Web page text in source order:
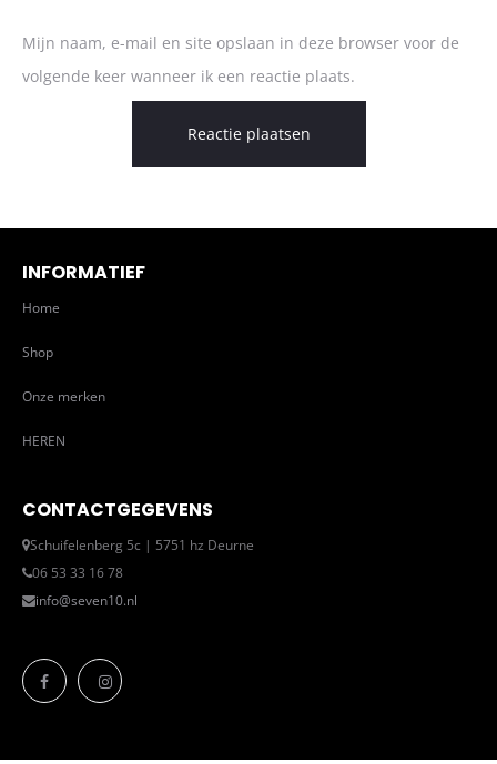
Mijn naam, e-mail en site opslaan in deze browser voor de
volgende keer wanneer ik een reactie plaats.
INFORMATIEF
Home
Shop
Onze merken
HEREN
CONTACTGEGEVENS
Schuifelenberg 5c | 5751 hz Deurne
06 53 33 16 78
info@seven10.nl